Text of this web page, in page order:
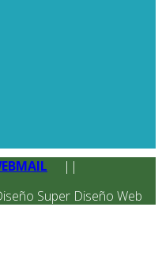
||
Super Diseño Web